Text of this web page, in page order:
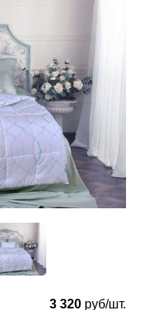
3 320 руб/шт.